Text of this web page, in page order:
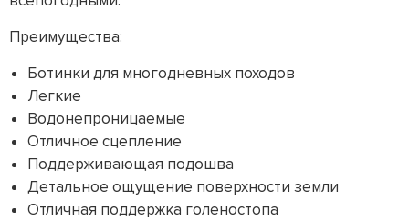
Преимущества:
Ботинки для многодневных походов
Легкие
Водонепроницаемые
Отличное сцепление
Поддерживающая подошва
Детальное ощущение поверхности земли
Отличная поддержка голеностопа